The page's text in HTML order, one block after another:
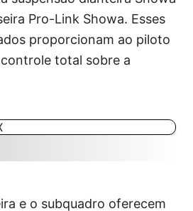
Pro-Link Showa. Esses
proporcionam ao piloto
total sobre a
e o subquadro oferecem